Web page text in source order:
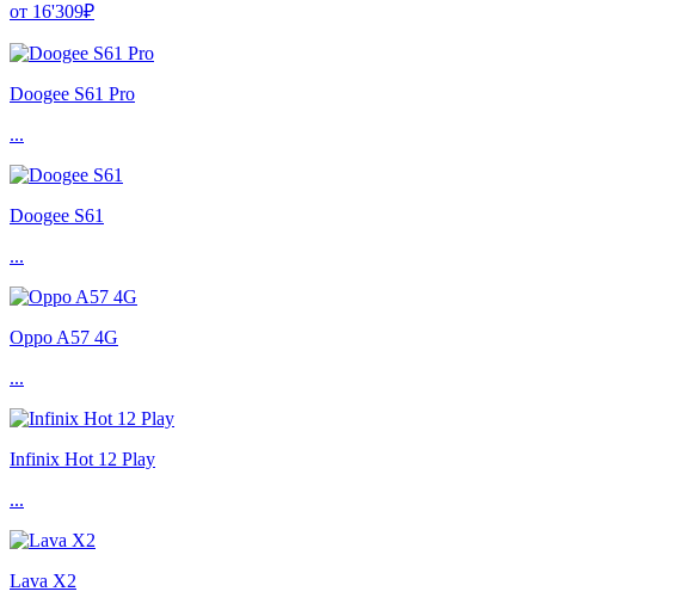
от 16'309₽
Doogee S61 Pro
...
Doogee S61
...
Oppo A57 4G
...
Infinix Hot 12 Play
...
Lava X2